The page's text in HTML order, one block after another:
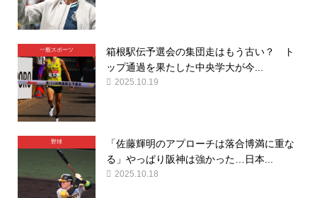
一般スポーツ
箱根駅伝予選会の集団走はもう古い？ ト
ップ通過を果たした中央学大が今...
2025.10.19
野球
「佐藤輝明のアプローチは落合博満に重な
る」やっぱり阪神は強かった…日本...
2025.10.18